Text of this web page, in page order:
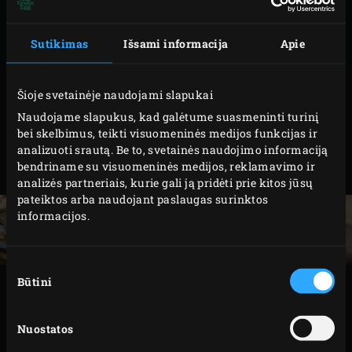
Sutikimas Išsami informacija Apie
Šioje svetainėje naudojami slapukai
Naudojame slapukus, kad galėtume suasmeninti turinį
bei skelbimus, teikti visuomeninės medijos funkcijas ir
analizuoti srautą. Be to, svetainės naudojimo informaciją
bendriname su visuomeninės medijos, reklamavimo ir
analizės partneriais, kurie gali ją pridėti prie kitos jūsų
pateiktos arba naudojant paslaugas surinktos
informacijos.
pasirinkimas
Būtini
Nuostatos
JOGURTINIAM MIRKALUI
200 ml jogurto
Uždekite Big Green Egg kepsninėje anglis ir įdėję